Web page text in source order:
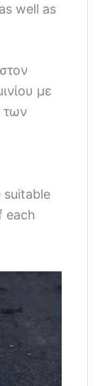
well as
με
των
suitable
each